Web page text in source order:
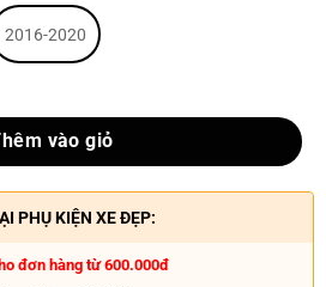
2016-2020
vào giỏ
PHỤ KIỆN XE ĐẸP:
đơn hàng từ 600.000đ